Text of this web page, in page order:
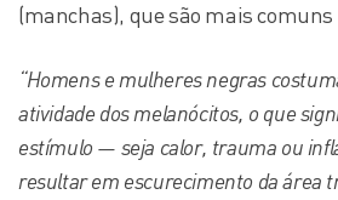
(manchas), que são mais comuns
“Homens e mulheres negras
atividade dos melanócitos, o que
estímulo — seja calor, trauma ou
resultar em escurecimento da área